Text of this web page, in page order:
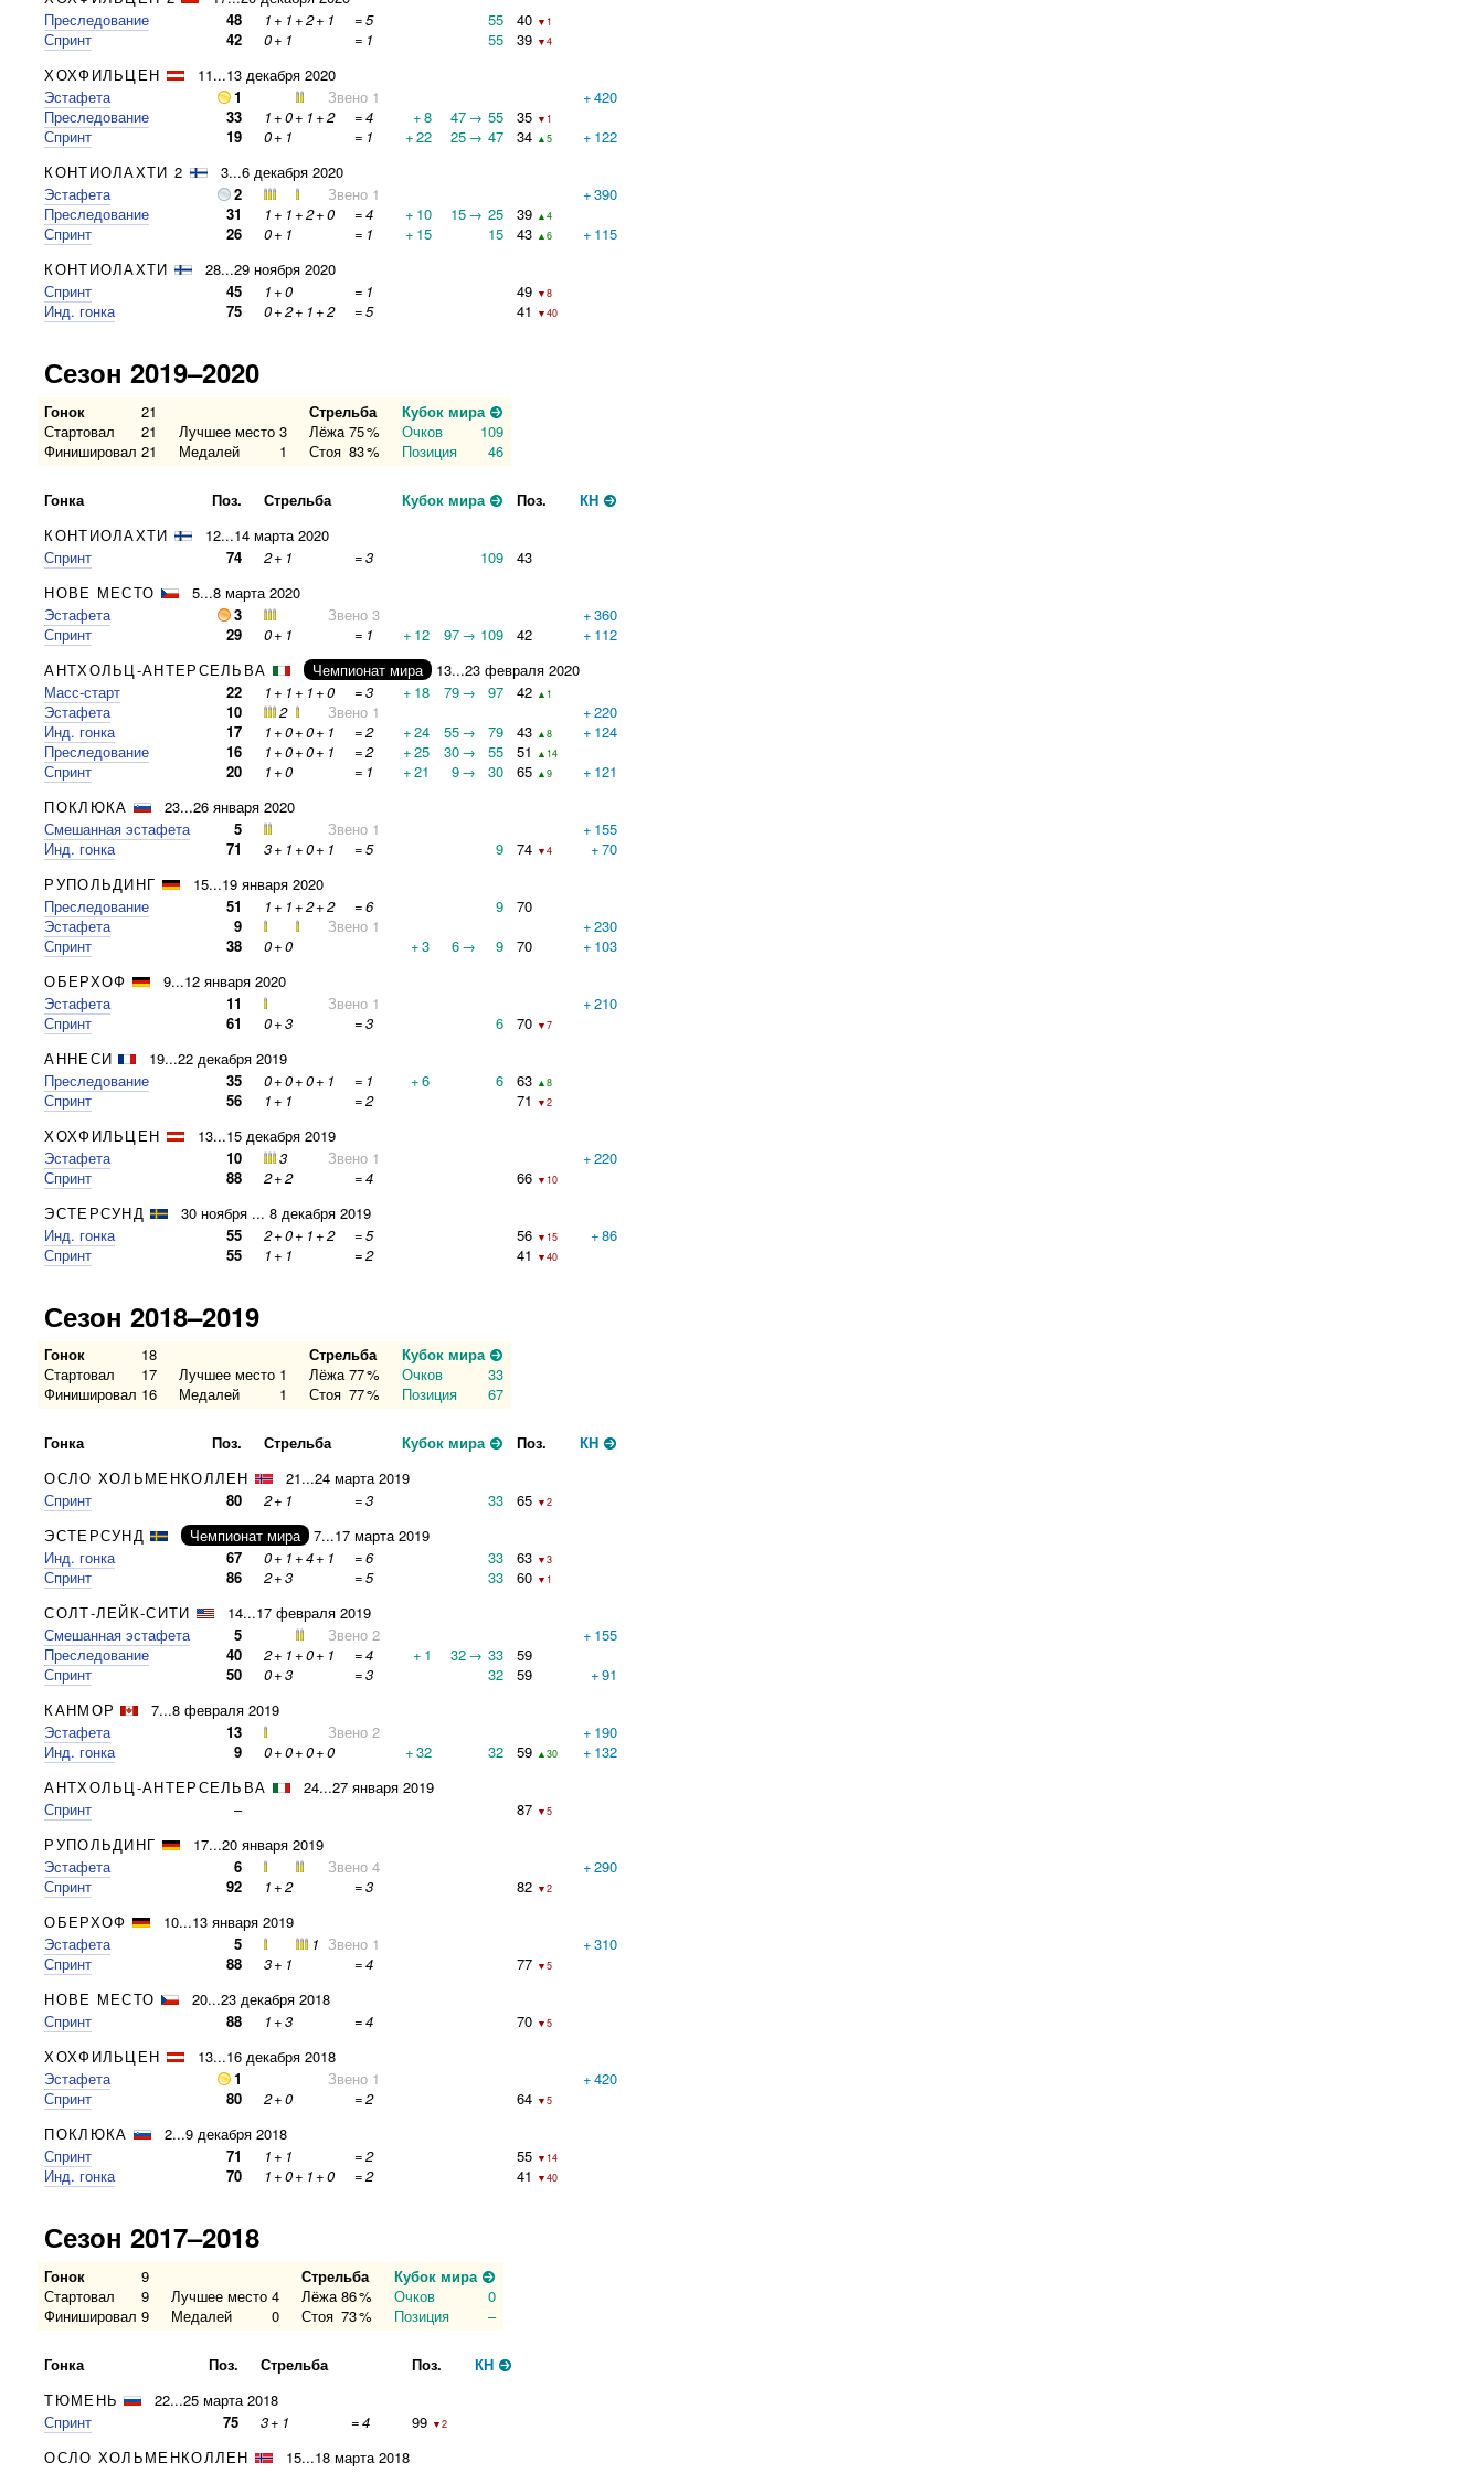
Преследование
48 1+ 1+2+ 1 =5 55 40 ▼1
Спринт 42 0+ 1 = 1 55 39 ▼4
ХОХФИЛЬЦЕН
11...13 декабря 2020
Эстафета
1 Звено 1 +420
Преследование
33 1+0+ 1+2 =4 +8 47→ 55 35 ▼1
Спринт 19 0+ 1 = 1 +22 25→ 47 34 ▲5 + 122
КОНТИОЛАХТИ 2
3...6 декабря 2020
Эстафета
2 Звено 1 +390
Преследование
31 1+ 1+2+0 =4 + 10 15→ 25 39 ▲4
Спринт 26 0+ 1 = 1 + 15 15 43 ▲6 + 115
КОНТИОЛАХТИ
28...29 ноября 2020
Спринт
45 1+0 = 1 49 ▼8
Инд. гонка 75 0+2+ 1+2 =5 41 ▼40
Сезон 2019–2020
Гонок 21 Стрельба
Кубок мира
Стартовал
21 Лучшее место 3 Лёжа 75% Очков
109
Финишировал 21 Медалей 1 Стоя 83% Позиция 46
Гонка Поз. Стрельба Кубок мира Поз.
КН
КОНТИОЛАХТИ
12...14 марта 2020
Спринт
74 2+ 1 =3 109
43
НОВЕ МЕСТО
5...8 марта 2020
Эстафета
3 Звено 3 +360
Спринт
29 0+ 1 = 1 + 12 97→ 109 42 + 112
АНТХОЛЬЦ-АНТЕРСЕЛЬВА
Чемпионат мира
13...23 февраля 2020
Масс-старт
22 1+ 1+ 1+0 =3 + 18 79→ 97 42 ▲1
Эстафета 10 2 Звено 1 +220
Инд. гонка
17 1+0+0+ 1 =2 +24 55→ 79 43 ▲8 + 124
Преследование
16 1+0+0+ 1 =2 +25 30→ 55 51 ▲14
Спринт 20 1+0 = 1 +21 9→ 30 65 ▲9 + 121
ПОКЛЮКА
23...26 января 2020
Смешанная эстафета
5 Звено 1 + 155
Инд. гонка
71 3+ 1+0+ 1 =5 9 74 ▼4 +70
РУПОЛЬДИНГ
15...19 января 2020
Преследование
51 1+ 1+2+2 =6 9
70
Эстафета
9 Звено 1 +230
Спринт
38 0+0 +3 6→ 9 70 + 103
ОБЕРХОФ
9...12 января 2020
Эстафета
11 Звено 1 +210
Спринт
61 0+3 =3 6 70 ▼7
АННЕСИ
19...22 декабря 2019
Преследование
35 0+0+0+ 1 = 1 +6 6 63 ▲8
Спринт 56 1+ 1 =2 71 ▼2
ХОХФИЛЬЦЕН
13...15 декабря 2019
Эстафета
10 3 Звено 1 +220
Спринт
88 2+2 =4 66 ▼10
ЭСТЕРСУНД
30 ноября ... 8 декабря 2019
Инд. гонка
55 2+0+ 1+2 =5 56 ▼15 +86
Спринт
55 1+ 1 =2 41 ▼40
Сезон 2018–2019
Гонок 18 Стрельба
Кубок мира
Стартовал
17 Лучшее место 1 Лёжа 77% Очков
33
Финишировал 16 Медалей 1 Стоя 77% Позиция 67
Гонка Поз. Стрельба Кубок мира Поз.
КН
ОСЛО ХОЛЬМЕНКОЛЛЕН
21...24 марта 2019
Спринт
80 2+ 1 =3 33 65 ▼2
ЭСТЕРСУНД Чемпионат мира
7...17 марта 2019
Инд. гонка
67 0+ 1+4+ 1 =6 33 63 ▼3
Спринт 86 2+3 =5 33 60 ▼1
СОЛТ-ЛЕЙК-СИТИ
14...17 февраля 2019
Смешанная эстафета
5 Звено 2 + 155
Преследование
40 2+ 1+0+ 1 =4 + 1 32→ 33
59
Спринт
50 0+3 =3 32 59 +91
КАНМОР
7...8 февраля 2019
Эстафета
13 Звено 2 + 190
Инд. гонка
9 0+0+0+0 +32 32 59 ▲30 + 132
АНТХОЛЬЦ-АНТЕРСЕЛЬВА
24...27 января 2019
Спринт
– 87 ▼5
РУПОЛЬДИНГ
17...20 января 2019
Эстафета
6 Звено 4 +290
Спринт
92 1+2 =3 82 ▼2
ОБЕРХОФ
10...13 января 2019
Эстафета
5 1 Звено 1 +310
Спринт
88 3+ 1 =4 77 ▼5
НОВЕ МЕСТО
20...23 декабря 2018
Спринт
88 1+3 =4 70 ▼5
ХОХФИЛЬЦЕН
13...16 декабря 2018
Эстафета
1 Звено 1 +420
Спринт
80 2+0 =2 64 ▼5
ПОКЛЮКА
2...9 декабря 2018
Спринт
71 1+ 1 =2 55 ▼14
Инд. гонка 70 1+0+ 1+0 =2 41 ▼40
Сезон 2017–2018
Гонок 9 Стрельба
Кубок мира
Стартовал
9 Лучшее место 4 Лёжа 86% Очков
0
Финишировал 9 Медалей 0 Стоя 73% Позиция –
Гонка Поз. Стрельба Поз.
КН
ТЮМЕНЬ
22...25 марта 2018
Спринт
75 3+ 1 =4 99 ▼2
ОСЛО ХОЛЬМЕНКОЛЛЕН
15...18 марта 2018